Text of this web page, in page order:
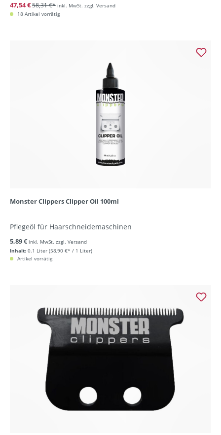
47,54 €58,31 €* inkl. MwSt. zzgl. Versand
18 Artikel vorrätig
Monster Clippers Clipper Oil 100ml
Pflegeöl für Haarschneidemaschinen
Inhalt: 0.1 Liter (58,90 €* / 1 Liter)
5,89 € inkl. MwSt. zzgl. Versand
Artikel vorrätig